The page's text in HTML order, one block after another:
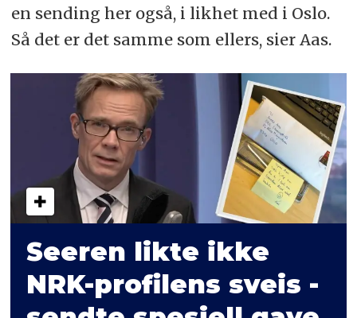
en sending her også, i likhet med i Oslo.
Så det er det samme som ellers, sier Aas.
Seeren likte ikke
NRK-profilens sveis -